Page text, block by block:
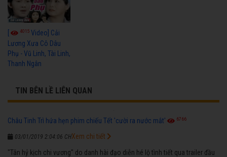
[ 4015 Video] Cải
Lương Xưa Cô Dâu
Phụ - Vũ Linh, Tài Linh,
Thanh Ngân
TIN BÊN LỀ LIÊN QUAN
Châu Tinh Trì hứa hẹn phim chiếu Tết 'cười ra nước mắt' 6766
03/01/2019 2:04:06 CH
"Tân hỷ kịch chi vương" do danh hài đạo diễn hé lộ tình tiết qua trailer đầu
Xem chi tiết